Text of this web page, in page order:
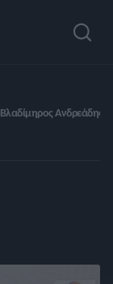
Βλαδίμηρος Ανδρεάδης